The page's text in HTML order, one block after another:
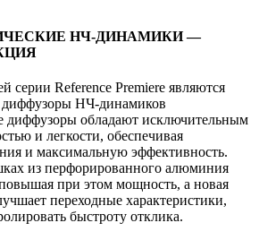
НЧ-ДИНАМИКИ —
серии Reference Premiere являются
диффузоры НЧ-динамиков
диффузоры обладают исключительным
и легкости, обеспечивая
и максимальную эффективность.
из перфорированного алюминия
при этом мощность, а новая
переходные характеристики,
быстроту отклика.